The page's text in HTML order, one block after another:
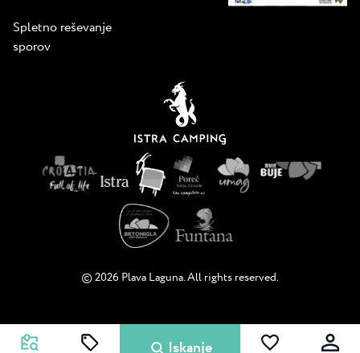
Spletno reševanje
sporov
© 2026 Plava Laguna. All rights reserved.
Iskanje